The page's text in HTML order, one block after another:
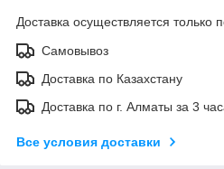
Доставка осуществляется только
Самовывоз
Доставка по Казахстану
Доставка по г. Алматы за 3
Все условия доставки